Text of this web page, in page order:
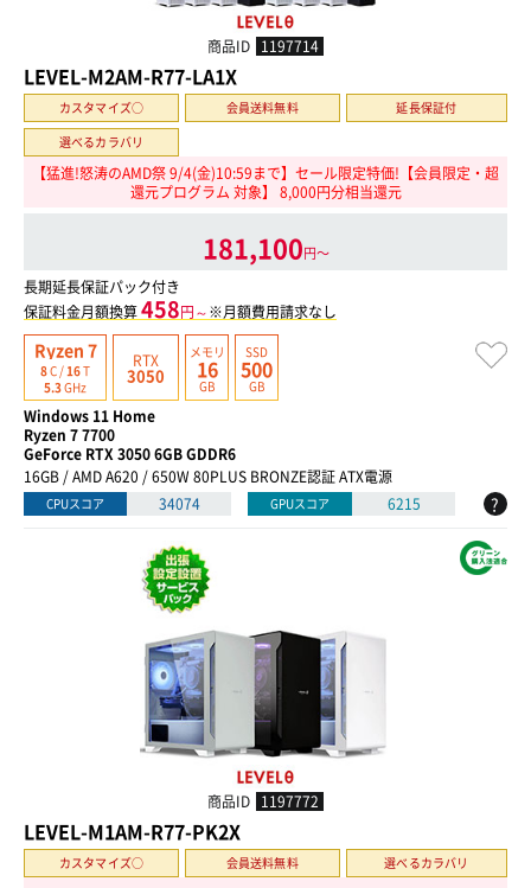
商品ID 1197714
LEVEL-M2AM-R77-LA1X
カスタマイズ○ 会員送料無料
延長保証付
選べるカラバリ
【猛進!怒涛のAMD祭 9/4(金)10:59まで】セール限定特価!【会員限定・超
還元プログラム 対象】 8,000円分相当還元
181,100円〜
長期延長保証パック付き
保証料金月額換算458円～※月額費用請求なし
Ryzen 7
8C / 16T
5.3GHz
RTX
3050
メモリ
16
GB
SSD
500
GB
Windows 11 Home
Ryzen 7 7700
GeForce RTX 3050 6GB GDDR6
16GB / AMD A620 / 650W 80PLUS BRONZE認証 ATX電源
CPUスコア 34074 GPUスコア 6215 ?
商品ID 1197772
LEVEL-M1AM-R77-PK2X
カスタマイズ○ 会員送料無料 選べるカラバリ